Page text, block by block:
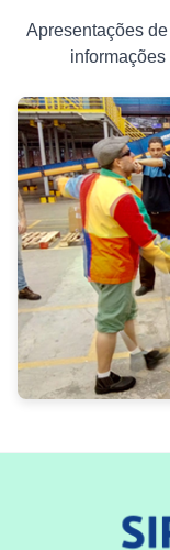
Apresentações
informações